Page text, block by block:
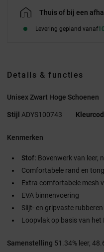
Thuis of bij een
Levering gepland vanaf
Details & functies
Unisex Zwart Hoge Schoenen
Stijl ADYS100743
Kenmerken
Stof: Bovenwerk van leer,
Comfortabele rand en
Extra comfortabele mesh
EVA binnenvoering
Slijt- en gripvaste
Loopvlak op basis van het
Samenstelling 51.34% leer,